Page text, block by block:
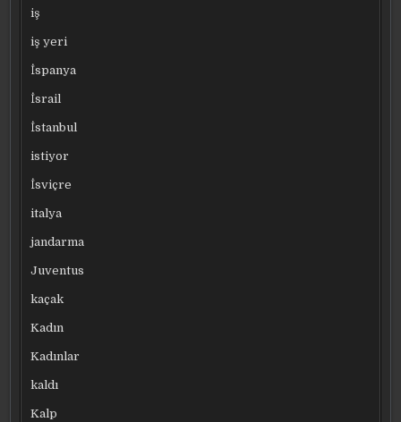
iş
iş yeri
İspanya
İsrail
İstanbul
istiyor
İsviçre
italya
jandarma
Juventus
kaçak
Kadın
Kadınlar
kaldı
Kalp